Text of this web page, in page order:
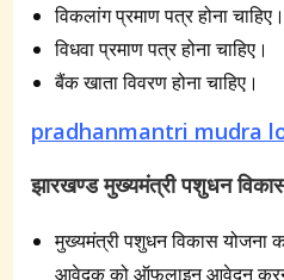
विकलांग प्रमाण पत्र होना चाहिए।
विधवा प्रमाण पत्र होना चाहिए।
बैंक खाता विवरण होना चाहिए।
pradhanmantri mudra
झारखण्ड मुख्यमंत्री पशुधन
मुख्यमंत्री पशुधन विकास योजना
आवेदक को ऑफलाइन आवेदन